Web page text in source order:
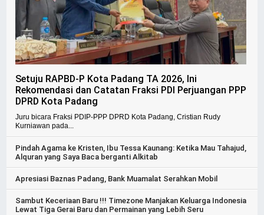
Setuju RAPBD-P Kota Padang TA 2026, Ini
Rekomendasi dan Catatan Fraksi PDI Perjuangan PPP
DPRD Kota Padang
Juru bicara Fraksi PDIP-PPP DPRD Kota Padang, Cristian Rudy
Kurniawan pada...
Pindah Agama ke Kristen, Ibu Tessa Kaunang: Ketika Mau Tahajud,
Alquran yang Saya Baca berganti Alkitab
Apresiasi Baznas Padang, Bank Muamalat Serahkan Mobil
Sambut Keceriaan Baru !!! Timezone Manjakan Keluarga Indonesia
Lewat Tiga Gerai Baru dan Permainan yang Lebih Seru